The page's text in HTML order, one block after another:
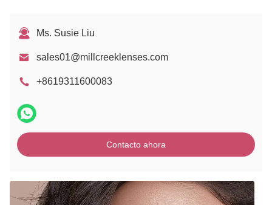
Ms. Susie Liu
sales01@millcreeklenses.com
+8619311600083
Contacto ahora